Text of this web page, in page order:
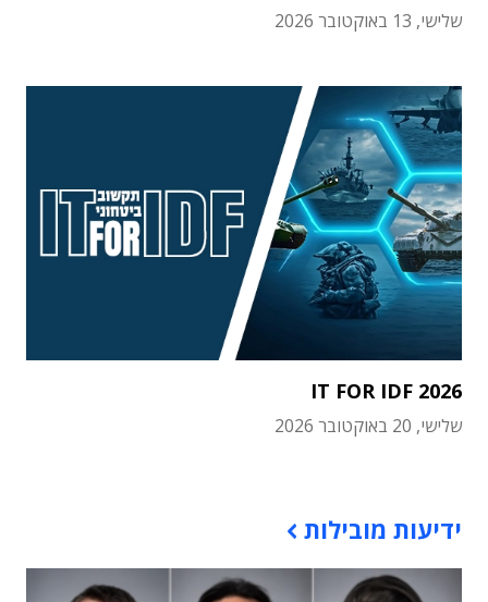
שלישי, 13 באוקטובר 2026
IT FOR IDF 2026
שלישי, 20 באוקטובר 2026
ידיעות מובילות